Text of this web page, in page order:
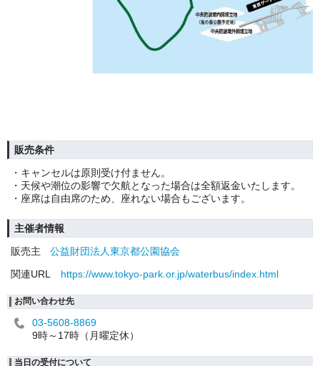
販売条件
・キャンセルは原則受け付ません。
・天候や潮位の影響で欠航となった場合は全額返金いたします。
・座席は自由席のため、座れない場合もございます。
主催者情報
販売主
公益財団法人東京都公園協会
関連URL
https://www.tokyo-park.or.jp/waterbus/index.html
お問い合わせ先
03-5608-8869
9時～17時（月曜定休）
当日の受付について